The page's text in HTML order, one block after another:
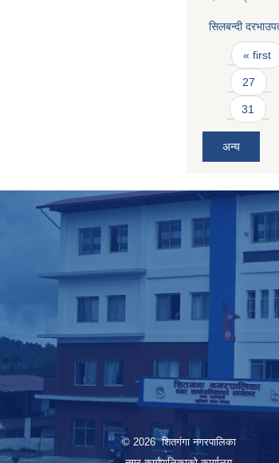
सिलबन्दी
Pages
« first
27
31
अन्य
© 2026 शितगंगा नगरपालिका